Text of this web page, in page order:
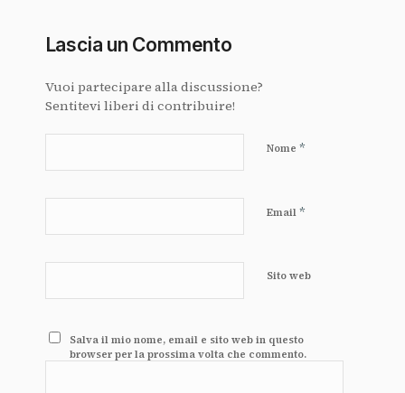
Lascia un Commento
Vuoi partecipare alla discussione?
Sentitevi liberi di contribuire!
Nome *
Email *
Sito web
Salva il mio nome, email e sito web in questo
browser per la prossima volta che commento.